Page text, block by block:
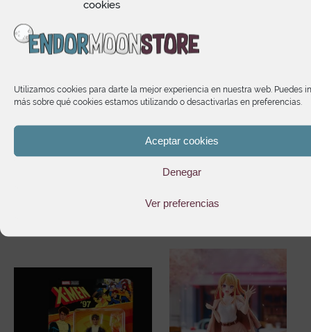
cookies
Utilizamos cookies para darte la mejor experiencia en nuestra web. Puedes
más sobre qué cookies estamos utilizando o desactivarlas en preferencias.
Aceptar cookies
Denegar
Ver preferencias
Blood Angels Sanguinary
Guard with Encarmine
59,10€
Marvel Legends Series
Captain America Figure
22,55€
Te puede interesar